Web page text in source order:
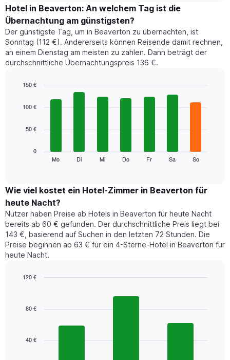
den
durchschnittlichen
Zimmerpreis
im
jeweiligen
Monat
an.
Diagramm
die
Monate
hat
1
Y-
Achse,
die
den
durchschnittlichen
Zimmerpreis
Hotel in Beaverton: An welchem Tag ist die
Übernachtung am günstigsten?
Der günstigste Tag, um in Beaverton zu übernachten, ist
Sonntag (112 €). Andererseits können Reisende damit rechnen,
an einem Dienstag am meisten zu zahlen. Dann beträgt der
durchschnittliche Übernachtungspreis 136 €.
chart
bars.
den
durchschnittlichen
Preis
eines
Zimmers
für
den
jeweiligen
Das
die
Mo Di Mi Do Fr Sa So
0
50 €
100 €
150 €
Wie viel kostet ein Hotel-Zimmer in Beaverton für
heute Nacht?
Nutzer haben Preise ab Hotels in Beaverton für heute Nacht
bereits ab 60 € gefunden. Der durchschnittliche Preis liegt bei
143 €, basierend auf Suchen in den letzten 72 Stunden. Die
Preise beginnen ab 63 € für ein 4-Sterne-Hotel in Beaverton für
heute Nacht.
with
Das
40 €
80 €
120 €